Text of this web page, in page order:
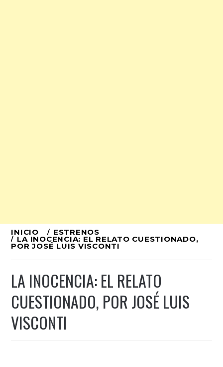
Ir
al
INICIO ESTRENOS
LA INOCENCIA: EL RELATO CUESTIONADO,
POR JOSÉ LUIS VISCONTI
LA INOCENCIA: EL RELATO
CUESTIONADO, POR JOSÉ LUIS
VISCONTI